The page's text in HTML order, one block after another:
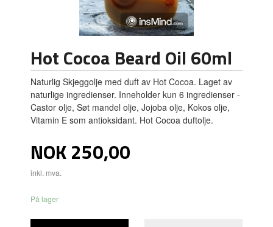
Hot Cocoa Beard Oil 60ml
Naturlig Skjeggolje med duft av Hot Cocoa. Laget av
naturlige ingredienser. Inneholder kun 6 ingredienser -
Castor olje, Søt mandel olje, Jojoba olje, Kokos olje,
Vitamin E som antioksidant. Hot Cocoa duftolje.
Pris
NOK250,00
inkl. mva.
På lager